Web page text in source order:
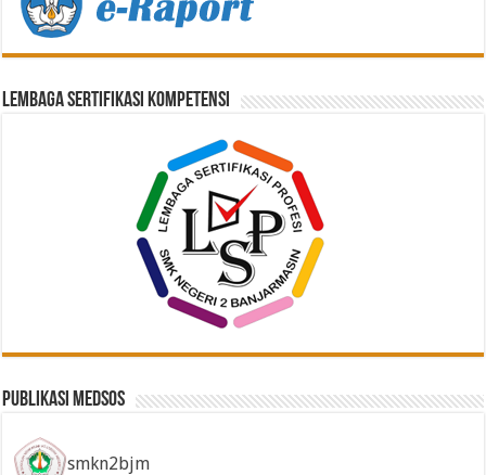
Lembaga Sertifikasi Kompetensi
Publikasi Medsos
smkn2bjm